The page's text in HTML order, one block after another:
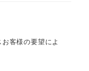
客様の要望によ